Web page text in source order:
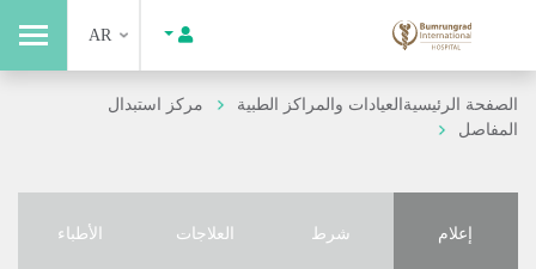
AR
الصفحة الرئيسيةالعيادات والمراكز الطبية
مركز استبدال
المفاصل
إعلام شرط العلاجات الأطباء